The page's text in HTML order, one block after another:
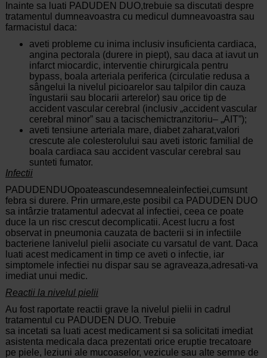
Inainte sa luati PADUDEN DUO,trebuie sa discutati despre
tratamentul dumneavoastra cu medicul dumneavoastra sau
farmacistul daca:
aveti probleme cu inima inclusiv insuficienta cardiaca,
angina pectorala (durere in piept), sau daca at iavut un
infarct miocardic, interventie chirurgicala pentru
bypass, boala arteriala periferica (circulatie redusa a
sângelui la nivelul picioarelor sau talpilor din cauza
ȋngustarii sau blocarii arterelor) sau orice tip de
accident vascular cerebral (inclusiv „accident vascular
cerebral minor” sau a tacischemictranzitoriu– „AIT”);
aveti tensiune arteriala mare, diabet zaharat,valori
crescute ale colesterolului sau aveti istoric familial de
boala cardiaca sau accident vascular cerebral sau
sunteti fumator.
Infectii
PADUDENDUOpoateascundesemnealeinfectiei,cumsunt
febra si durere. Prin urmare,este posibil ca PADUDEN DUO
sa intârzie tratamentul adecvat al infectiei, ceea ce poate
duce la un risc crescut decomplicatii. Acest lucru a fost
observat in pneumonia cauzata de bacterii si in infectiile
bacteriene lanivelul pielii asociate cu varsatul de vant. Daca
luati acest medicament in timp ce aveti o infectie, iar
simptomele infectiei nu dispar sau se agraveaza,adresati-va
imediat unui medic.
Reactii la nivelul pielii
Au fost raportate reactii grave la nivelul pielii in cadrul
tratamentul cu PADUDEN DUO. Trebuie
sa incetati sa luati acest medicament si sa solicitati imediat
asistenta medicala daca prezentati orice eruptie trecatoare
pe piele, leziuni ale mucoaselor, vezicule sau alte semne de